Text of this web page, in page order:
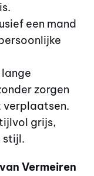
een mand
zorgen
verplaatsen.
grijs,
stijl.
Vermeiren